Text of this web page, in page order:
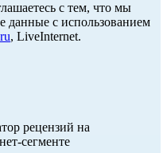
с тем, что мы
данные с использованием
, LiveInternet.
рецензий на
сегменте